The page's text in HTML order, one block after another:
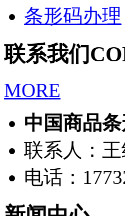
条形码办理
联系我们
MORE
中国商品
联系人：
电话：